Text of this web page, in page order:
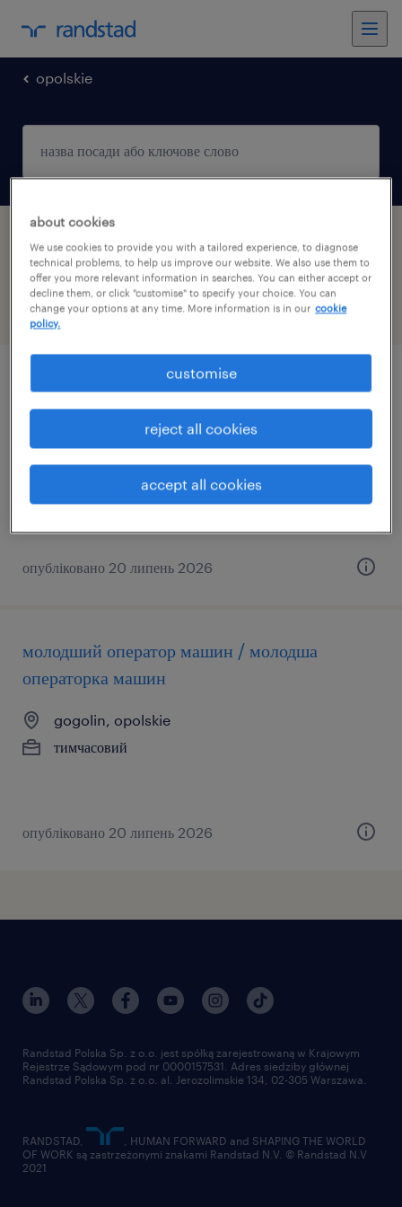
opolskie
Opole, Opolskie: 2
фильтр 1
оператор машин / операторка машин
skarbimierz, opolskie
тимчасовий
опубліковано 20 липень 2026
молодший оператор машин / молодша
операторка машин
gogolin, opolskie
тимчасовий
опубліковано 20 липень 2026
Randstad Polska Sp. z o.o. jest spółką zarejestrowaną w Krajowym
Rejestrze Sądowym pod nr 0000157531. Adres siedziby głównej
Randstad Polska Sp. z o.o. al. Jerozolimskie 134, 02-305 Warszawa.
RANDSTAD,
, HUMAN FORWARD and SHAPING THE WORLD
OF WORK są zastrzeżonymi znakami Randstad N.V. © Randstad N.V
2021
about cookies
We use cookies to provide you with a tailored experience, to diagnose
technical problems, to help us improve our website. We also use them to
offer you more relevant information in searches. You can either accept or
decline them, or click "customise" to specify your choice. You can
change your options at any time. More information is in our cookie
policy.
accept all cookies
reject all cookies
customise